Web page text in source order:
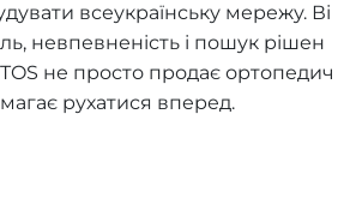
всеукраїнську мережу. Ві
невпевненість і пошук рішен
не просто продає ортопедич
рухатися вперед.